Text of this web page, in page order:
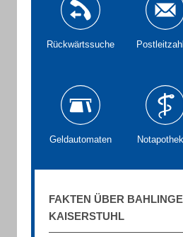
Rückwärtssuche
Geldautomaten
FAKTEN ÜBER
KAISERSTUHL